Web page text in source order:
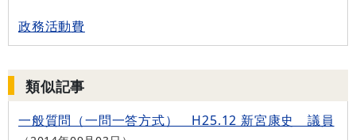
政務活動費
類似記事
一般質問（一問一答方式） H25.12 新宮康史 議員